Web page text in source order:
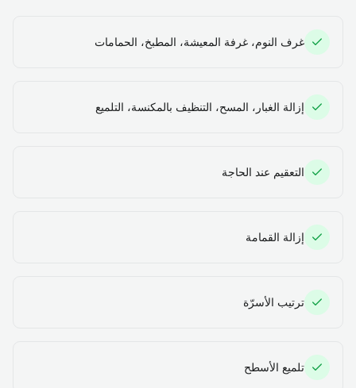
غرف النوم، غرفة المعيشة، المطبخ، الحمامات
إزالة الغبار، المسح، التنظيف بالمكنسة، التلميع
التعقيم عند الحاجة
إزالة القمامة
ترتيب الأسرّة
تلميع الأسطح